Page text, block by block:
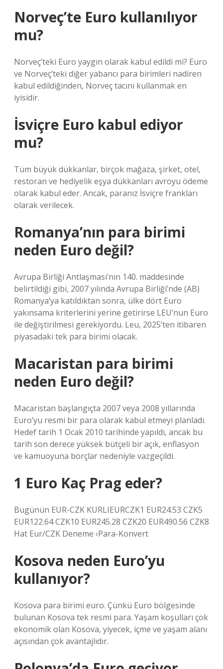
Norveç’te Euro kullanılıyor
mu?
Norveç’teki Euro yaygın olarak kabul edildi mi? Euro
ve Norveç’teki diğer yabancı para birimleri nadiren
kabul edildiğinden, Norveç tacını kullanmak en
iyisidir.
İsviçre Euro kabul ediyor
mu?
Tüm büyük dükkanlar, birçok mağaza, şirket, otel,
restoran ve hediyelik eşya dükkanları avroyu ödeme
olarak kabul eder. Ancak, paranız İsviçre frankları
olarak verilecek.
Romanya’nın para birimi
neden Euro değil?
Avrupa Birliği Antlaşması’nın 140. maddesinde
belirtildiği gibi, 2007 yılında Avrupa Birliği’nde (AB)
Romanya’ya katıldıktan sonra, ülke dört Euro
yakınsama kriterlerini yerine getirirse LEU’nun Euro
ile değiştirilmesi gerekiyordu. Leu, 2025’ten itibaren
piyasadaki tek para birimi olacak.
Macaristan para birimi
neden Euro değil?
Macaristan başlangıçta 2007 veya 2008 yıllarında
Euro’yu resmi bir para olarak kabul etmeyi planladı.
Hedef tarih 1 Ocak 2010 tarihinde yapıldı, ancak bu
tarih son derece yüksek bütçeli bir açık, enflasyon
ve kamuoyuna borçlar nedeniyle vazgeçildi.
1 Euro Kaç Prag eder?
Bugünün EUR-CZK KURLIEURCZK1 EUR24.53 CZK5
EUR122.64 CZK10 EUR245.28 CZK20 EUR490.56 CZK8
Hat Eur/CZK Deneme ›Para-Konvert
Kosova neden Euro’yu
kullanıyor?
Kosova para birimi euro. Çünkü Euro bölgesinde
bulunan Kosova tek resmi para. Yaşam koşulları çok
ekonomik olan Kosova, yiyecek, içme ve yaşam alanı
açısından çok avantajlıdır.